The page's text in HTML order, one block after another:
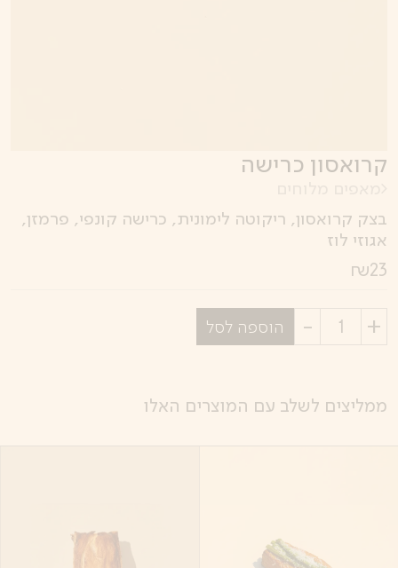
קרואסון כרישה
בצק קרואסון, ריקוטה לימונית, כרישה קונפי, פרמזן,
אגוזי לוז
23
₪
בחר
הוספה לסל
ממליצים לשלב עם המוצרים האלו